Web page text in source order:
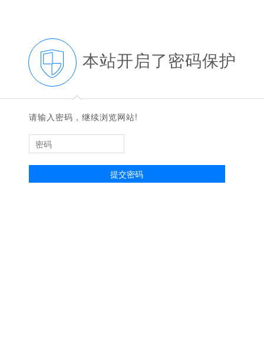
本站开启了密码保护
◆
◆
请输入密码，继续浏览网站!
提交密码